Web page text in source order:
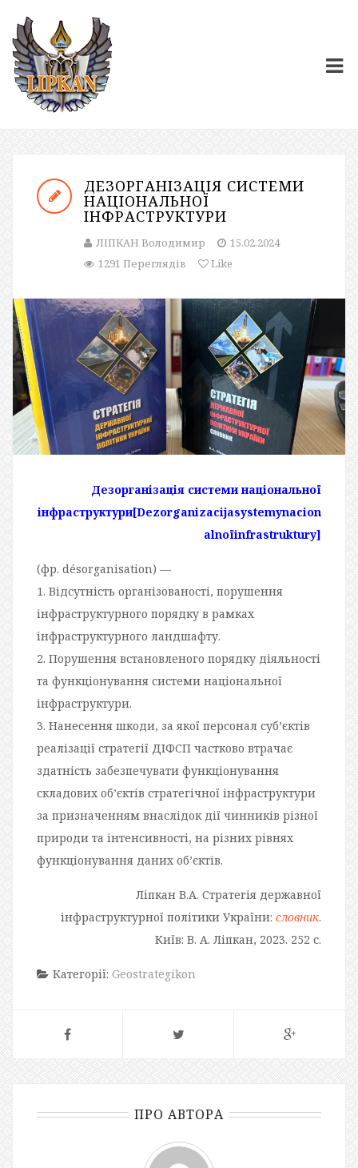
ДЕЗОРГАНІЗАЦІЯ СИСТЕМИ
НАЦІОНАЛЬНОЇ
ІНФРАСТРУКТУРИ
ЛІПКАН Володимир
15.02.2024
1291 Переглядів
Like
Дезорганізація системи національної
інфраструктури[Dezorganizacijasystemynacion
alnoїinfrastruktury]
(фр. désorganisation) —
1. Відсутність організованості, порушення
інфраструктурного порядку в рамках
інфраструктурного ландшафту.
2. Порушення встановленого порядку діяльності
та функціонування системи національної
інфраструктури.
3. Нанесення шкоди, за якої персонал суб’єктів
реалізації стратегії ДІФСП частково втрачає
здатність забезпечувати функціонування
складових об’єктів стратегічної інфраструктури
за призначенням внаслідок дії чинників різної
природи та інтенсивності, на різних рівнях
функціонування даних об’єктів.
Ліпкан В.А. Стратегія державної
інфраструктурної політики України: словник.
Київ: В. А. Ліпкан, 2023. 252 с.
Категорії: Geostrategikon
ПРО АВТОРА